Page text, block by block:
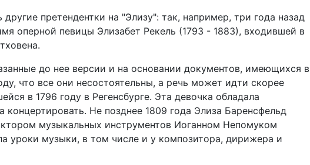
претендентки на "Элизу": так, например, три года назад
оперной певицы Элизабет Рекель (1793 - 1883), входившей в
до нее версии и на основании документов, имеющихся в
что все они несостоятельны, а речь может идти скорее
в 1796 году в Регенсбурге. Эта девочка обладала
Не позднее 1809 года Элиза Баренсфельд
музыкальных инструментов Иоганном Непомуком
уроки музыки, в том числе и у композитора, дирижера и